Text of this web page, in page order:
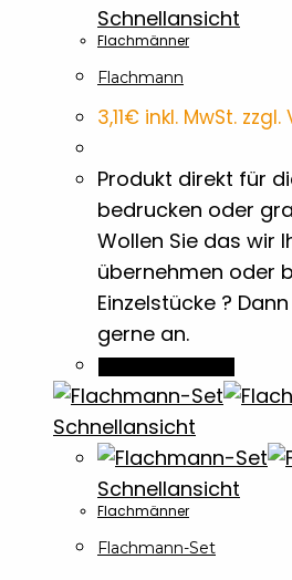
Briefpapier
Brotdosen & -Boxen
Buntstifte
Dokumentenmappen
Einkaufswagenchips
Eiskratzer
Family
Flachmänner
Schnellansicht
Flachmänner
Flachmann
3,11€ inkl. MwSt.
Produkt direkt für
bedrucken oder
Wollen Sie das wir
übernehmen oder
Einzelstücke ?
gerne an.
Schnellansicht
Schnellansicht
Flachmänner
Flachmann-Set